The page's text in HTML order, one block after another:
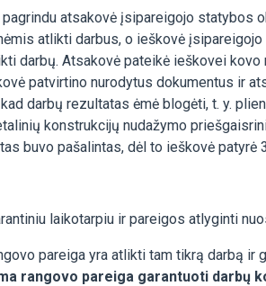
atsakovė įsipareigojo
atlikti darbus, o ieškovė
darbų. Atsakovė pateikė ieškovei
patvirtino nurodytus dokumentus ir
darbų rezultatas ėmė blogėti, t. y.
konstrukcijų nudažymo
buvo pašalintas, dėl to ieškovė patyrė
laikotarpiu ir pareigos atlyginti
pareiga yra atlikti tam tikrą darbą ir
rangovo pareiga garantuoti